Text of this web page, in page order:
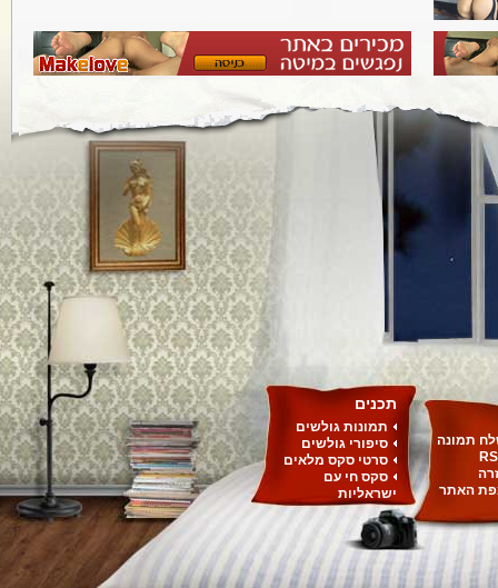
תמונה
האתר
תכנים
תמונות גולשים
סיפורי גולשים
סרטי סקס מלאים
סקס חי עם
ישראליות